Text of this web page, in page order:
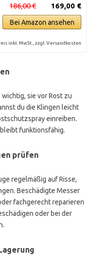
169,00 €
186,00 €
Bei Amazon ansehen
inkl. MwSt., zzgl. Versandkosten
sie vor Rost zu
du die Klingen leicht
einreiben.
funktionsfähig.
prüfen
regelmäßig auf Risse,
Beschädigte Messer
fachgerecht reparieren
oder bei der